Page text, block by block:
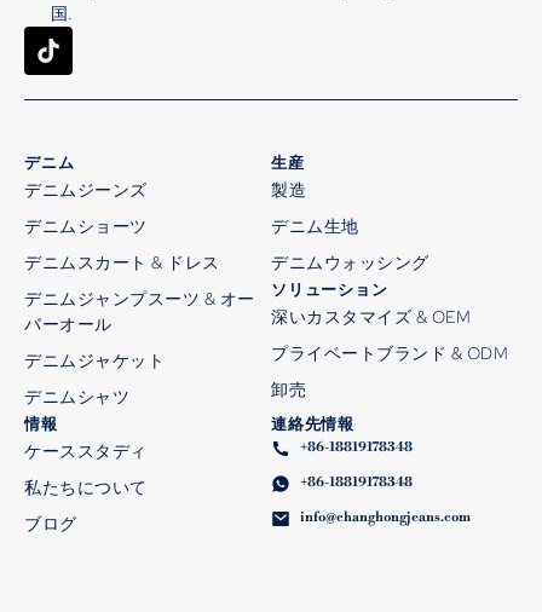
国.
デニム
デニムジーンズ
デニムショーツ
デニムスカート & ドレス
デニムジャンプスーツ & オー
バーオール
デニムジャケット
デニムシャツ
生産
製造
デニム生地
デニムウォッシング
ソリューション
深いカスタマイズ & OEM
プライベートブランド & ODM
卸売
情報
ケーススタディ
私たちについて
ブログ
連絡先情報
+86-18819178348
+86-18819178348
info@changhongjeans.com